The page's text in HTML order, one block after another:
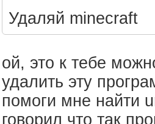
Удаляй minecraft
ой, это к тебе
удалить эту
помоги мне найти
говорил что так